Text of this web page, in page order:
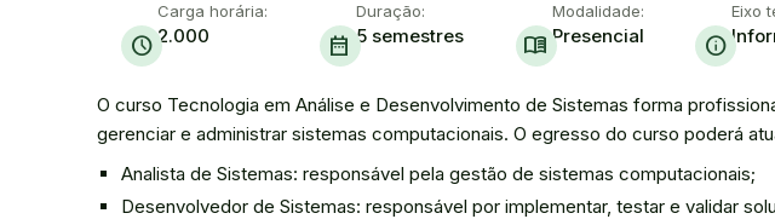
schedule
Carga horária:
2.000 date_range
Duração:
5 semestres menu_book
Modalidade:
Presencial info
Eixo
O curso Tecnologia em Análise e Desenvolvimento de Sistemas forma
gerenciar e administrar sistemas computacionais. O egresso do curso poderá
Analista de Sistemas: responsável pela gestão de sistemas computacionais;
Desenvolvedor de Sistemas: responsável por implementar, testar e validar